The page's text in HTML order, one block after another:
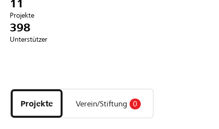
Anmelden
DE FR IT
11
Projekte
398
Unterstützer
Projekte
und
Organisationen
Projekte Verein/Stiftung 0